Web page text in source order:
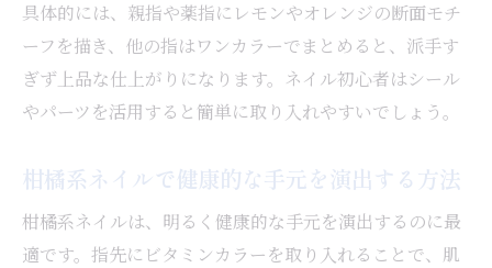
具体的には、親指や薬指にレモンやオレンジの断面モチ
ーフを描き、他の指はワンカラーでまとめると、派手す
ぎず上品な仕上がりになります。ネイル初心者はシール
やパーツを活用すると簡単に取り入れやすいでしょう。
柑橘系ネイルで健康的な手元を演出する方法
柑橘系ネイルは、明るく健康的な手元を演出するのに最
適です。指先にビタミンカラーを取り入れることで、肌